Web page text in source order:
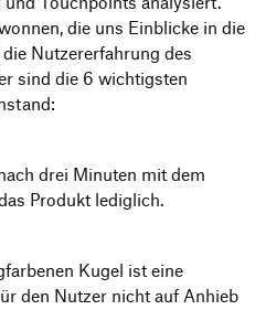
die uns Einblicke in die
Nutzererfahrung des
sind die 6 wichtigsten
drei Minuten mit dem
Produkt lediglich.
Kugel ist eine
den Nutzer nicht auf Anhieb